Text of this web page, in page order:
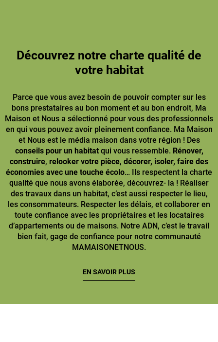
Découvrez notre charte qualité de
votre habitat
Parce que vous avez besoin de pouvoir compter sur les
bons prestataires au bon moment et au bon endroit, Ma
Maison et Nous a sélectionné pour vous des professionnels
en qui vous pouvez avoir pleinement confiance. Ma Maison
et Nous est le média maison dans votre région ! Des
conseils pour un habitatqui vous ressemble. Rénover,
construire, relooker votre pièce, décorer, isoler, faire des
économies avec une touche écolo… Ils respectent la charte
qualité que nous avons élaborée, découvrez- la ! Réaliser
des travaux dans un habitat, c’est aussi respecter le lieu,
les consommateurs. Respecter les délais, et collaborer en
toute confiance avec les propriétaires et les locataires
d’appartements ou de maisons. Notre ADN, c’est le travail
bien fait, gage de confiance pour notre communauté
MAMAISONETNOUS.
EN SAVOIR PLUS